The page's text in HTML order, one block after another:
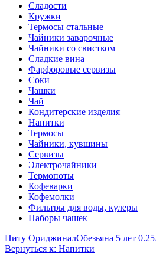
Сладости
Кружки
Термосы стальные
Чайники заварочные
Чайники со свистком
Сладкие вина
Фарфоровые сервизы
Соки
Чашки
Чай
Кондитерские изделия
Напитки
Термосы
Чайники, кувшины
Сервизы
Электрочайники
Термопоты
Кофеварки
Кофемолки
Фильтры для воды, кулеры
Наборы чашек
Питу ОриджиналОбезьяна 5 лет
Вернуться к: Напитки